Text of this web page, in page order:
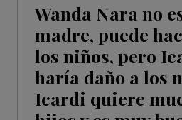
Wanda Nara no
madre, puede
los niños, pero
haría daño a los
Icardi quiere